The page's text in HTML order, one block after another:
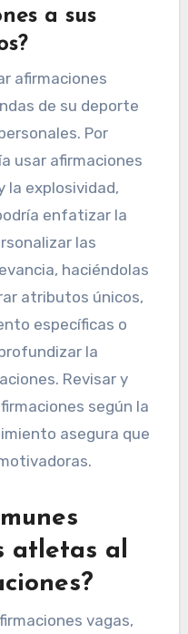
a sus
afirmaciones
de su deporte
Por
usar afirmaciones
la explosividad,
enfatizar la
las
haciéndolas
atributos únicos,
específicas o
la
Revisar y
según la
asegura que
atletas al
vagas,